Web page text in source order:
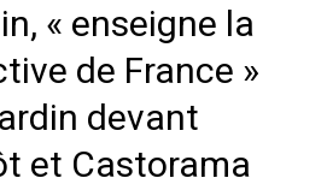
« enseigne la
de France »
devant
et Castorama